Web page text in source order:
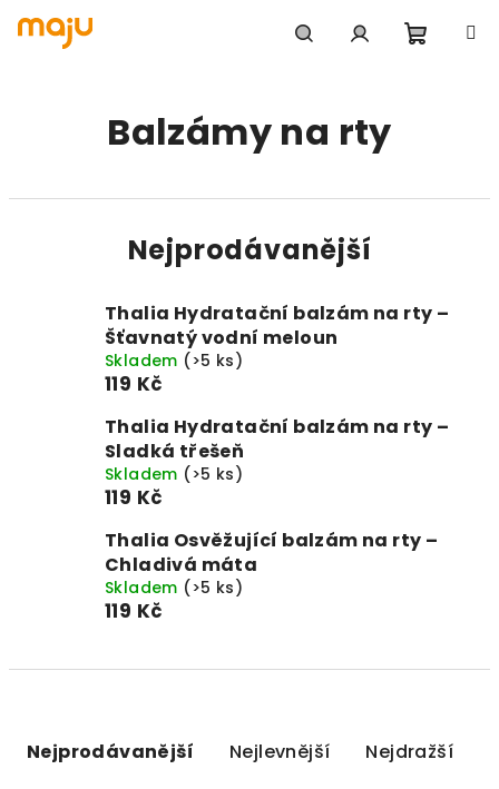
Balzámy na rty
Nejprodávanější
Thalia Hydratační balzám na rty –
Šťavnatý vodní meloun
Skladem (>5 ks)
119 Kč
Thalia Hydratační balzám na rty –
Sladká třešeň
Skladem (>5 ks)
119 Kč
Thalia Osvěžující balzám na rty –
Chladivá máta
Skladem (>5 ks)
119 Kč
Nejprodávanější Nejlevnější Nejdražší